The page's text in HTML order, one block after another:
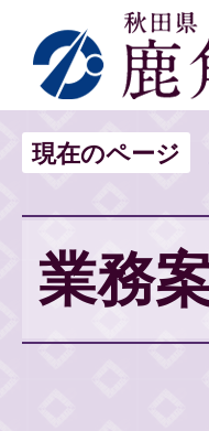
現在のページ
業務